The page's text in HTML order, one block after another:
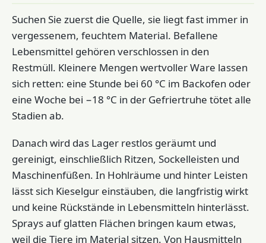
Suchen Sie zuerst die Quelle, sie liegt fast immer in
vergessenem, feuchtem Material. Befallene
Lebensmittel gehören verschlossen in den
Restmüll. Kleinere Mengen wertvoller Ware lassen
sich retten: eine Stunde bei 60 °C im Backofen oder
eine Woche bei −18 °C in der Gefriertruhe tötet alle
Stadien ab.
Danach wird das Lager restlos geräumt und
gereinigt, einschließlich Ritzen, Sockelleisten und
Maschinenfüßen. In Hohlräume und hinter Leisten
lässt sich Kieselgur einstäuben, die langfristig wirkt
und keine Rückstände in Lebensmitteln hinterlässt.
Sprays auf glatten Flächen bringen kaum etwas,
weil die Tiere im Material sitzen. Von Hausmitteln